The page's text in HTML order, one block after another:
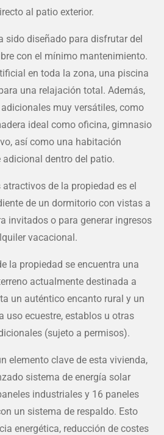
al patio exterior.
sido diseñado para disfrutar del
con el mínimo mantenimiento.
en toda la zona, una piscina
una relajación total. Además,
muy versátiles, como
ideal como oficina, gimnasio
así como una habitación
adicional dentro del patio.
atractivos de la propiedad es el
de un dormitorio con vistas a
invitados o para generar ingresos
vacacional.
la propiedad se encuentra una
actualmente destinada a
un auténtico encanto rural y un
uso ecuestre, establos u otras
(sujeto a permisos).
elemento clave de esta vivienda,
sistema de energía solar
industriales y 16 paneles
un sistema de respaldo. Esto
energética, reducción de costes